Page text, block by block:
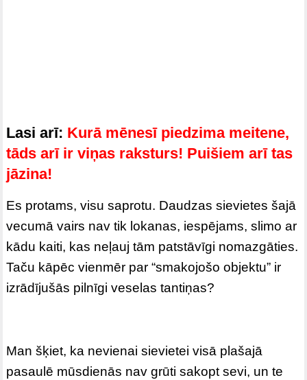
Lasi arī: Kurā mēnesī piedzima meitene,
tāds arī ir viņas raksturs! Puišiem arī tas
jāzina!
Es protams, visu saprotu. Daudzas sievietes šajā
vecumā vairs nav tik lokanas, iespējams, slimo ar
kādu kaiti, kas neļauj tām patstāvīgi nomazgāties.
Taču kāpēc vienmēr par “smakojošo objektu” ir
izrādījušās pilnīgi veselas tantiņas?
Man šķiet, ka nevienai sievietei visā plašajā
pasaulē mūsdienās nav grūti sakopt sevi, un te